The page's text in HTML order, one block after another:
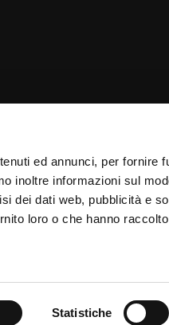
ed annunci, per fornire
inoltre informazioni sul
dei dati web, pubblicità e
loro o che hanno
Statistiche